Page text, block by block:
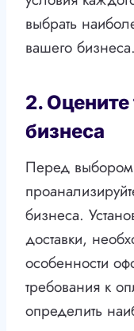
выбрать
вашего бизнеса.
2.
бизнеса
Перед выбором
бизнеса.
доставки,
особенности
требования к
определить